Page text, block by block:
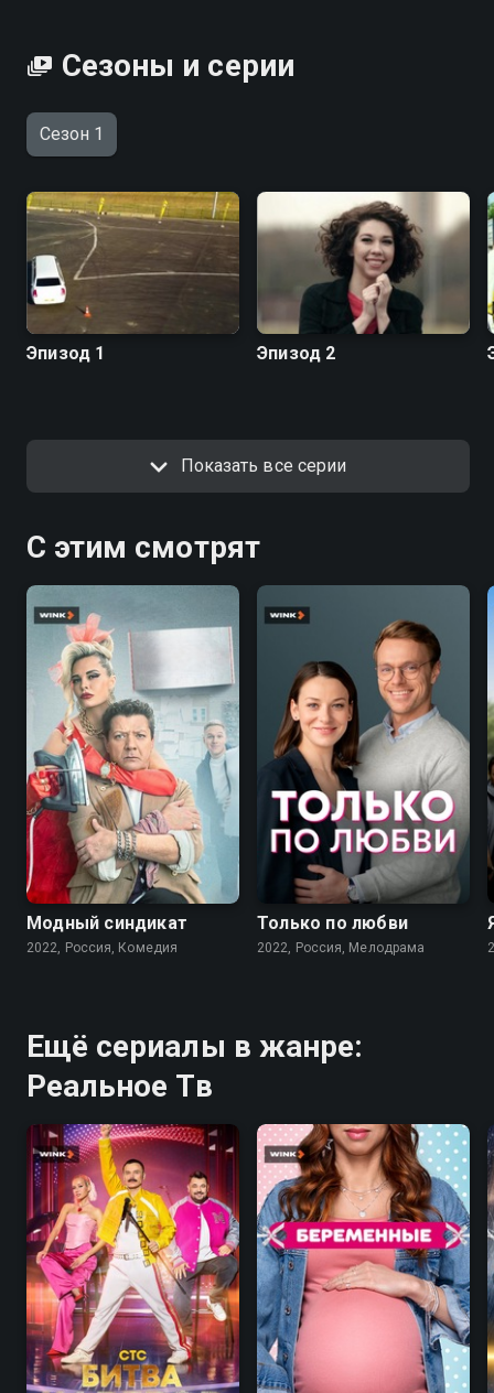
Сезоны и серии
Сезон 1
Эпизод 1 Эпизод 2
Показать все серии
С этим смотрят
7.6
Модный синдикат
2022, Россия, Комедия
Только по любви
2022, Россия, Мелодрама
Ещё сериалы в жанре:
Реальное Тв